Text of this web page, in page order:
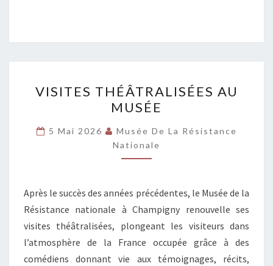
THÉÂTRALISÉES
AU
MUSÉE
VISITES THÉÂTRALISÉES AU
MUSÉE
5 Mai 2026
Musée De La Résistance
Nationale
Après le succès des années précédentes, le Musée de la
Résistance nationale à Champigny renouvelle ses
visites théâtralisées, plongeant les visiteurs dans
l’atmosphère de la France occupée grâce à des
comédiens donnant vie aux témoignages, récits,